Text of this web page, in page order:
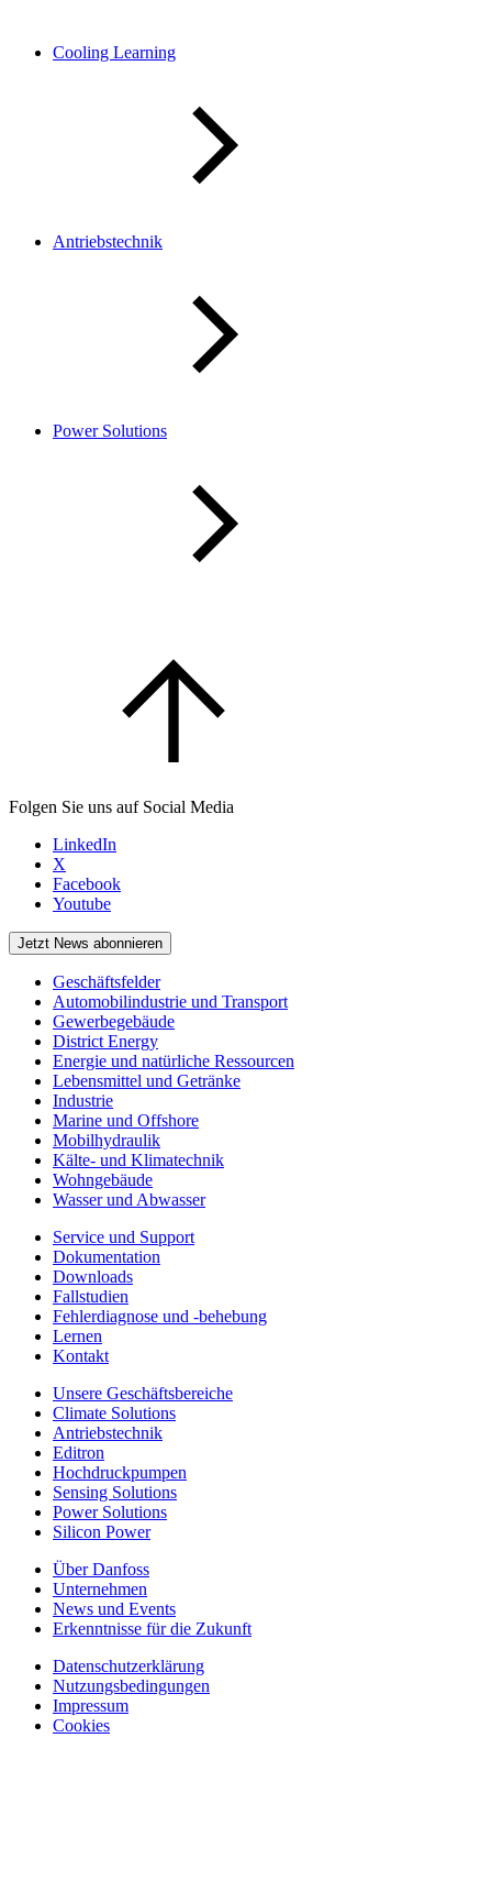
Cooling Learning
Antriebstechnik
Power Solutions
Folgen Sie uns auf Social Media
LinkedIn
X
Facebook
Youtube
Jetzt News abonnieren
Geschäftsfelder
Automobilindustrie und Transport
Gewerbegebäude
District Energy
Energie und natürliche Ressourcen
Lebensmittel und Getränke
Industrie
Marine und Offshore
Mobilhydraulik
Kälte- und Klimatechnik
Wohngebäude
Wasser und Abwasser
Service und Support
Dokumentation
Downloads
Fallstudien
Fehlerdiagnose und -behebung
Lernen
Kontakt
Unsere Geschäftsbereiche
Climate Solutions
Antriebstechnik
Editron
Hochdruckpumpen
Sensing Solutions
Power Solutions
Silicon Power
Über Danfoss
Unternehmen
News und Events
Erkenntnisse für die Zukunft
Datenschutzerklärung
Nutzungsbedingungen
Impressum
Cookies